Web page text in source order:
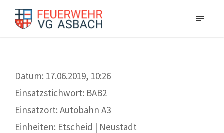
Datum: 17.06.2019, 10:26
Einsatzstichwort: BAB2
Einsatzort: Autobahn A3
Einheiten: Etscheid | Neustadt